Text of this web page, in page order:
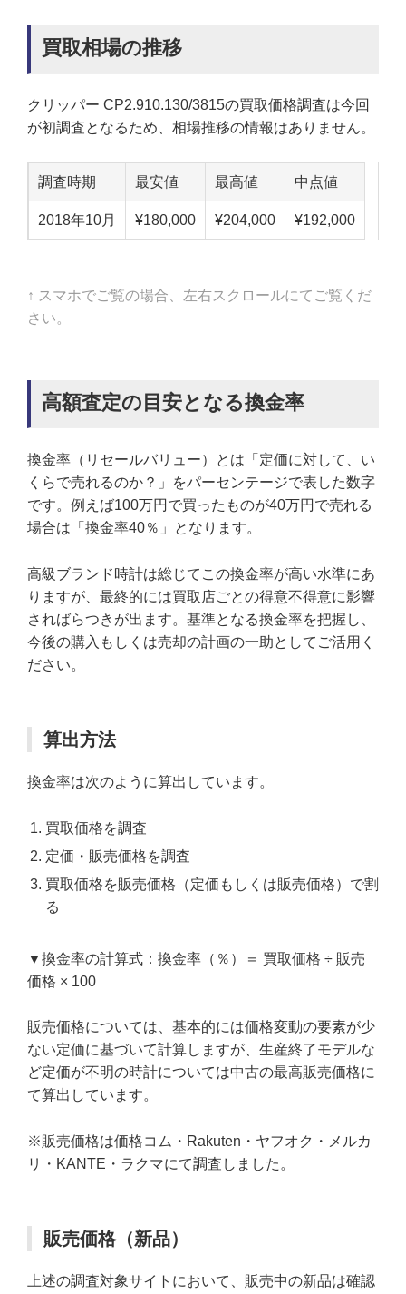
買取相場の推移
クリッパー CP2.910.130/3815の買取価格調査は今回
が初調査となるため、相場推移の情報はありません。
調査時期 最安値 最高値 中点値
2018年10月 ¥180,000 ¥204,000 ¥192,000
↑ スマホでご覧の場合、左右スクロールにてご覧くだ
さい。
高額査定の目安となる換金率
換金率（リセールバリュー）とは「定価に対して、い
くらで売れるのか？」をパーセンテージで表した数字
です。例えば100万円で買ったものが40万円で売れる
場合は「換金率40％」となります。
高級ブランド時計は総じてこの換金率が高い水準にあ
りますが、最終的には買取店ごとの得意不得意に影響
さればらつきが出ます。基準となる換金率を把握し、
今後の購入もしくは売却の計画の一助としてご活用く
ださい。
算出方法
換金率は次のように算出しています。
買取価格を調査
定価・販売価格を調査
買取価格を販売価格（定価もしくは販売価格）で割
る
▼換金率の計算式：換金率（％）＝ 買取価格 ÷ 販売
価格 × 100
販売価格については、基本的には価格変動の要素が少
ない定価に基づいて計算しますが、生産終了モデルな
ど定価が不明の時計については中古の最高販売価格に
て算出しています。
※販売価格は価格コム・Rakuten・ヤフオク・メルカ
リ・KANTE・ラクマにて調査しました。
販売価格（新品）
上述の調査対象サイトにおいて、販売中の新品は確認